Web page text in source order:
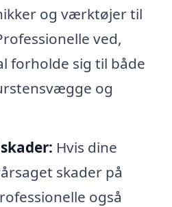
og værktøjer til
ved,
forholde sig til både
og
Hvis dine
skader på
også